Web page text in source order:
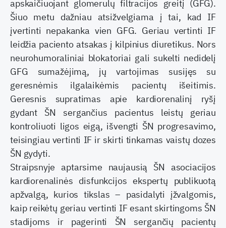
apskaičiuojant glomerulų filtracijos greitį (GFG).
Šiuo metu dažniau atsižvelgiama į tai, kad IF
įvertinti nepakanka vien GFG. Geriau vertinti IF
leidžia paciento atsakas į kilpinius diuretikus. Nors
neurohumoraliniai blokatoriai gali sukelti nedidelį
GFG sumažėjimą, jų vartojimas susijęs su
geresnėmis ilgalaikėmis pacientų išeitimis.
Geresnis supratimas apie kardiorenalinį ryšį
gydant ŠN sergančius pacientus leistų geriau
kontroliuoti ligos eigą, išvengti ŠN progresavimo,
teisingiau vertinti IF ir skirti tinkamas vaistų dozes
ŠN gydyti.
Straipsnyje aptarsime naujausią ŠN asociacijos
kardiorenalinės disfunkcijos ekspertų publikuotą
apžvalgą, kurios tikslas – pasidalyti įžvalgomis,
kaip reikėtų geriau vertinti IF esant skirtingoms ŠN
stadijoms ir pagerinti ŠN sergančių pacientų